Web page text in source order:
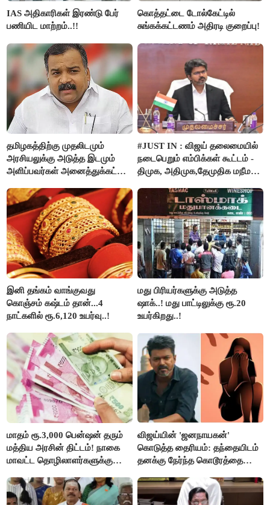
IAS அதிகாரிகள் இரண்டு பேர்
பணியிட மாற்றம்..!!
கொத்தட்டை டோல்கேட்டில்
சுங்கக்கட்டணம் அதிரடி குறைப்பு!
தமிழகத்திற்கு முதலிடமும்
அரசியலுக்கு அடுத்த இடமும்
அளிப்பவர்கள் அனைத்துக்கட்சி
பங்கேற்பார்கள் - மாணிக்கம்
தாகூர்..!!
#JUST IN : விஜய் தலைமையில்
நடைபெறும் எம்பிக்கள் கூட்டம் -
திமுக, அதிமுக,தேமுதிக மநீம
இனி தங்கம் வாங்குவது
கொஞ்சம் கஷ்டம் தான்...4
நாட்களில் ரூ.6,120 உயர்வு..!
மது பிரியர்களுக்கு அடுத்த
ஷாக்..! மது பாட்டிலுக்கு ரூ.20
உயர்கிறது..!
மாதம் ரூ.3,000 பென்ஷன் தரும்
மத்திய அரசின் திட்டம்! நாகை
மாவட்ட தொழிலாளர்களுக்கு
செய்தி!
விஜய்யின் 'ஜனநாயகன்'
கொடுத்த தைரியம்: தந்தையிடம்
தனக்கு நேர்ந்த கொடூரத்தை